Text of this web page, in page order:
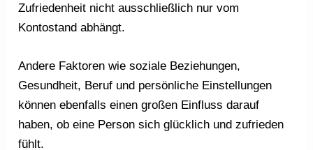
Zufriedenheit nicht ausschließlich nur vom
Kontostand abhängt.
Andere Faktoren wie soziale Beziehungen,
Gesundheit, Beruf und persönliche Einstellungen
können ebenfalls einen großen Einfluss darauf
haben, ob eine Person sich glücklich und zufrieden
fühlt.